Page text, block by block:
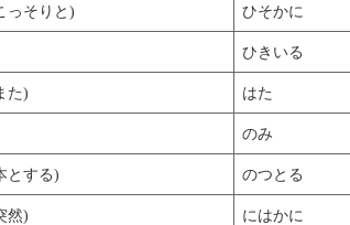
っそりと) ひそかに
ひきいる
た) はた
のみ
とする) のつとる
然) にはかに